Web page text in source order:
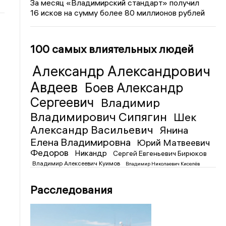
За месяц «Владимирский стандарт» получил
16 исков на сумму более 80 миллионов рублей
100 самых влиятельных людей
Александр Александрович
Авдеев Боев Александр
Сергеевич Владимир
Владимирович Сипягин Шек
Александр Васильевич
Янина
Елена Владимировна
Юрий Матвеевич
Федоров
Никандр Сергей Евгеньевич Бирюков
Владимир Алексеевич Куимов Владимир Николаевич Киселёв
Расследования